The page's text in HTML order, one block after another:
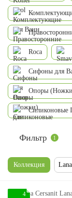
Roca
Сифоны для
Опоры
Силиконовые
Фильтр 1
Коллекция
4